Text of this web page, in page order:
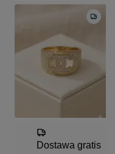
Dostawa gratis